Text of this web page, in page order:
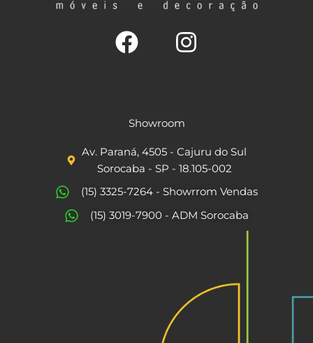
c
e
b
o
o
t
a
g
r
Showroom
Av. Paraná, 4505 - Cajuru do Sul
Sorocaba - SP - 18.105-002
(15) 3325-7264 - Showrrom Vendas
(15) 3019-7900 - ADM Sorocaba